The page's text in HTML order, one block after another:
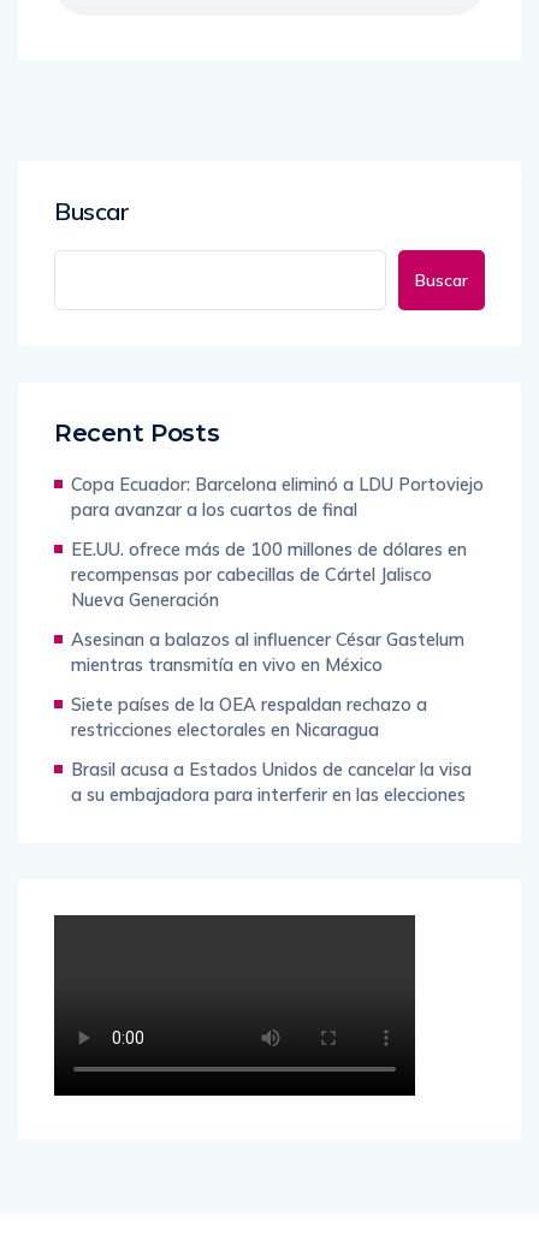
Buscar
Buscar
Recent Posts
Copa Ecuador: Barcelona eliminó a LDU Portoviejo
para avanzar a los cuartos de final
EE.UU. ofrece más de 100 millones de dólares en
recompensas por cabecillas de Cártel Jalisco
Nueva Generación
Asesinan a balazos al influencer César Gastelum
mientras transmitía en vivo en México
Siete países de la OEA respaldan rechazo a
restricciones electorales en Nicaragua
Brasil acusa a Estados Unidos de cancelar la visa
a su embajadora para interferir en las elecciones